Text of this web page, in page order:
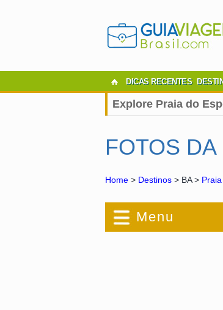
DICAS RECENTES
Explore Praia do
FOTOS
Home > Destinos > BA >
Menu